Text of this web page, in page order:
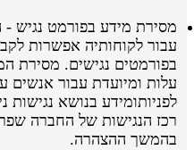
מסירת מידע בפורמט נגיש -
עבור לקוחותיה אפשרות
בפורמטים נגישים. מסירת
עלות ומיועדת עבור אנשים עם
לפניותומידע בנושא נגישות
רכז הנגישות של החברה
בהמשך ההצהרה.